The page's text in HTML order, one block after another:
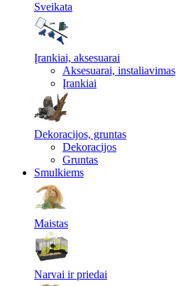
Sveikata
Įrankiai, aksesuarai
Aksesuarai, instaliavimas
Įrankiai
Dekoracijos, gruntas
Dekoracijos
Gruntas
Smulkiems
Maistas
Narvai ir priedai